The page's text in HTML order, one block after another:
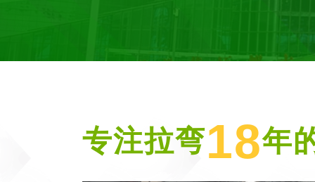
专注拉弯18年